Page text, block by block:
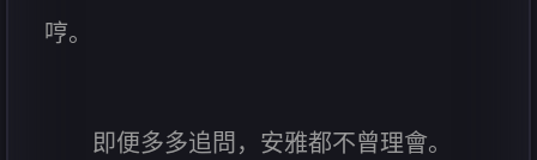
哼。
即便多多追問，安雅都不曾理會。